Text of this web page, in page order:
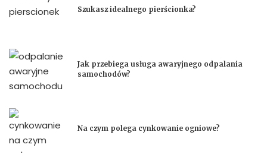
Szukasz idealnego pierścionka?
Jak przebiega usługa awaryjnego odpalania
samochodów?
Na czym polega cynkowanie ogniowe?